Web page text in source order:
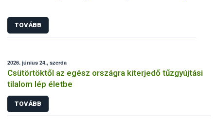
TOVÁBB
2026. június 24., szerda
Csütörtöktől az egész országra kiterjedő tűzgyújtási
tilalom lép életbe
TOVÁBB